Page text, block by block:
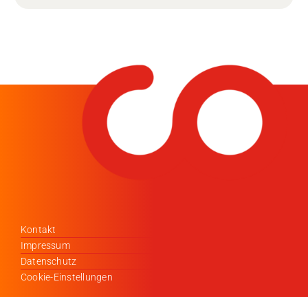
Kontakt
Impressum
Datenschutz
Cookie-Einstellungen